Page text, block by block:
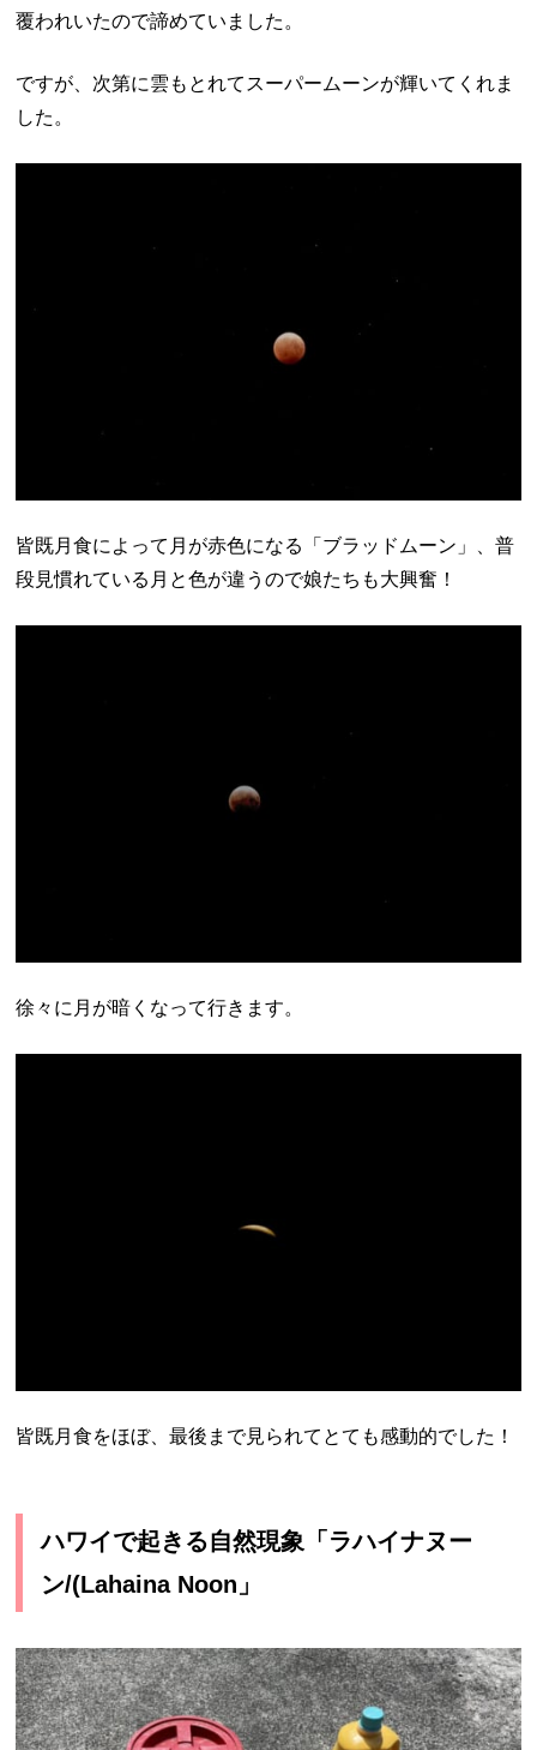
覆われいたので諦めていました。
ですが、次第に雲もとれてスーパームーンが輝いてくれま
した。
皆既月食によって月が赤色になる「ブラッドムーン」、普
段見慣れている月と色が違うので娘たちも大興奮！
徐々に月が暗くなって行きます。
皆既月食をほぼ、最後まで見られてとても感動的でした！
ハワイで起きる自然現象「ラハイナヌー
ン/(Lahaina Noon 」